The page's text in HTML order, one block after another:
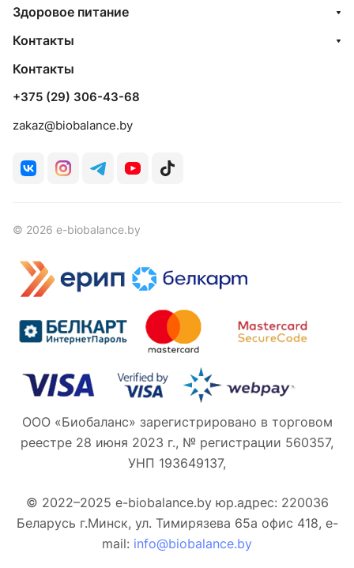
Здоровое питание
Контакты
Контакты
+375 (29) 306-43-68
zakaz@biobalance.by
© 2026 e-biobalance.by
ООО «Биобаланс» зарегистрировано в торговом
реестре 28 июня 2023 г., № регистрации 560357,
УНП 193649137,
© 2022–2025 e-biobalance.by юр.адрес: 220036
Беларусь г.Минск, ул. Тимирязева 65а офис 418, e-
mail: info@biobalance.by